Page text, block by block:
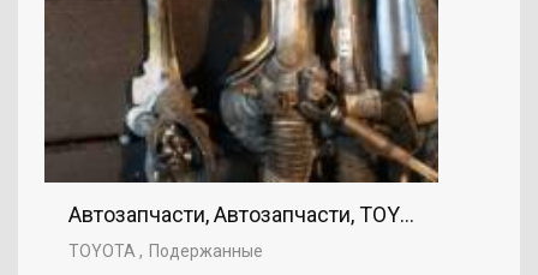
Автозапчасти, Автозапчасти, TOYOTA
TOYOTA Подержанные